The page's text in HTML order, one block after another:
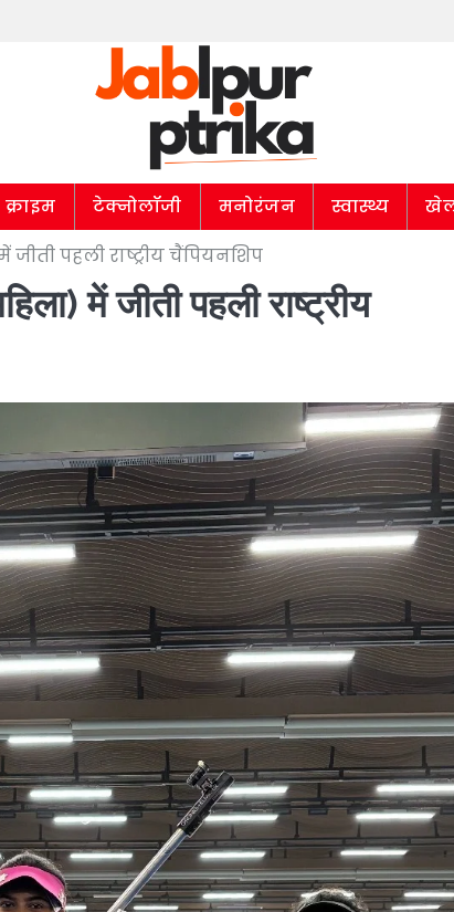
क्राइम टेक्नोलॉजी मनोरंजन स्वास्थ्य
पहली राष्ट्रीय चैंपियनशिप
में जीती पहली राष्ट्रीय